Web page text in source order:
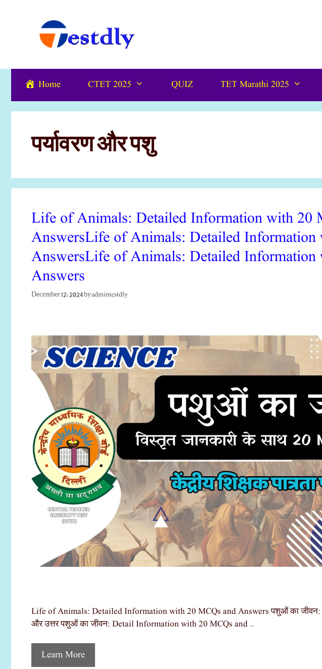
Home CTET 2025 QUIZ TET Marathi 2025
पर्यावरण और पशु
Life of Animals: Detailed Information with 20
AnswersLife of Animals: Detailed
AnswersLife of Animals: Detailed
Answers
December 12, 2024 byadmintestdly
Life of Animals: Detailed Information with 20 MCQs and Answers पशुओं का जीवन:
और उत्तर पशुओं का जीवन: Detail Information with 20 MCQs and …
Learn More